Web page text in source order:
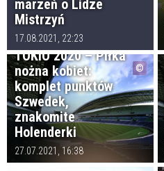
marzeń o Lidze
Mistrzyń
17.08.2021, 22:23
TOKIO 2020 – Piłka
nożna kobiet:
komplet punktów
Szwedek,
znakomite
Holenderki
27.07.2021, 16:38